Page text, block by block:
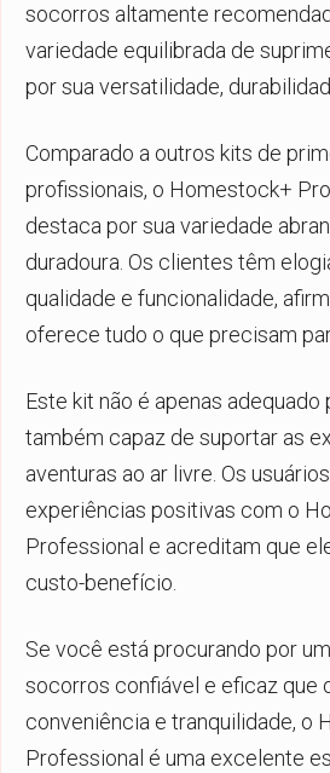
socorros altamente
variedade equilibrada de
por sua versatilidade,
Comparado a outros kits de
profissionais, o Homestock+
destaca por sua variedade
duradoura. Os clientes têm
qualidade e funcionalidade,
oferece tudo o que precisam
Este kit não é apenas adequado
também capaz de suportar as
aventuras ao ar livre. Os
experiências positivas com o
Professional e acreditam que
custo-benefício.
Se você está procurando por
socorros confiável e eficaz que
conveniência e tranquilidade, o
Professional é uma excelente